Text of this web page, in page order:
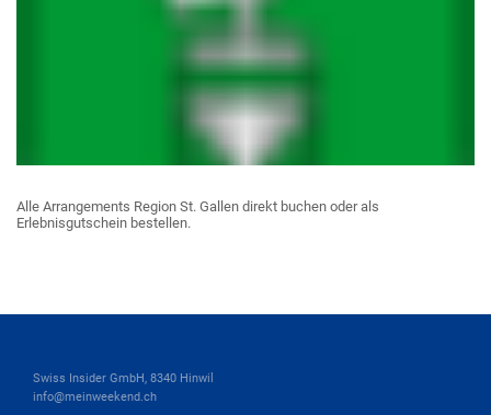
Alle Arrangements Region St. Gallen direkt buchen oder als
Erlebnisgutschein bestellen.
Swiss Insider GmbH, 8340 Hinwil
info@meinweekend.ch